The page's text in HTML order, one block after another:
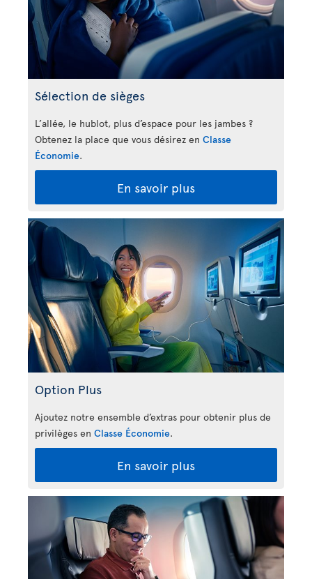
Sélection de sièges
L’allée, le hublot, plus d’espace pour les jambes ?
Obtenez la place que vous désirez en Classe
Économie.
En savoir plus
Option Plus
Ajoutez notre ensemble d’extras pour obtenir plus de
privilèges en Classe Économie.
En savoir plus